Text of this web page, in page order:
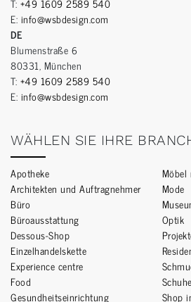
E: info@wsbdesign.com
DE
Blumenstraße 6
80331, München
T: +49 1609 2589 540
E: info@wsbdesign.com
WÄHLEN SIE IHRE
Apotheke
Architekten und Auftragnehmer
Büro
Büroausstattung
Dessous-Shop
Einzelhandelskette
Experience centre
Food
Gesundheitseinrichtung
Möbel
Mode
Optik
Schuhe
Shop